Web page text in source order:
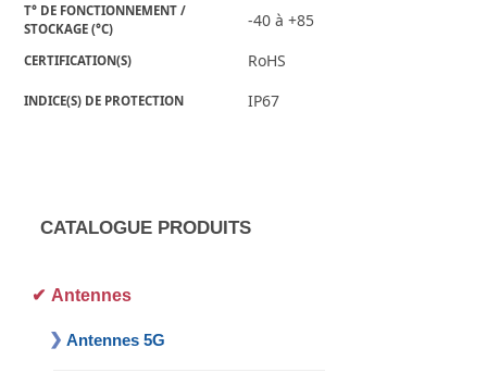
T° DE FONCTIONNEMENT /
STOCKAGE (°C)
-40 à +85
CERTIFICATION(S) RoHS
INDICE(S) DE PROTECTION IP67
CATALOGUE PRODUITS
Antennes
Antennes 5G